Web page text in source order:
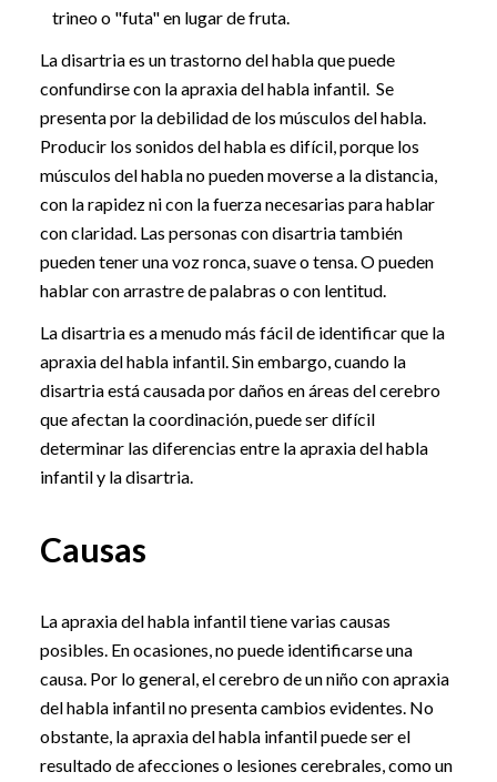
trineo o "futa" en lugar de fruta.
La disartria es un trastorno del habla que puede
confundirse con la apraxia del habla infantil. Se
presenta por la debilidad de los músculos del habla.
Producir los sonidos del habla es difícil, porque los
músculos del habla no pueden moverse a la distancia,
con la rapidez ni con la fuerza necesarias para hablar
con claridad. Las personas con disartria también
pueden tener una voz ronca, suave o tensa. O pueden
hablar con arrastre de palabras o con lentitud.
La disartria es a menudo más fácil de identificar que la
apraxia del habla infantil. Sin embargo, cuando la
disartria está causada por daños en áreas del cerebro
que afectan la coordinación, puede ser difícil
determinar las diferencias entre la apraxia del habla
infantil y la disartria.
Causas
La apraxia del habla infantil tiene varias causas
posibles. En ocasiones, no puede identificarse una
causa. Por lo general, el cerebro de un niño con apraxia
del habla infantil no presenta cambios evidentes. No
obstante, la apraxia del habla infantil puede ser el
resultado de afecciones o lesiones cerebrales, como un